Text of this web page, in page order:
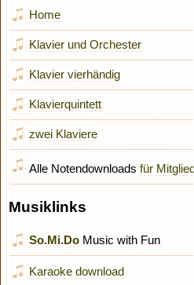
Home
Klavier und Orchester
Klavier vierhändig
Klavierquintett
zwei Klaviere
Alle Notendownloads für
Musiklinks
So.Mi.Do Music with Fun
Karaoke download